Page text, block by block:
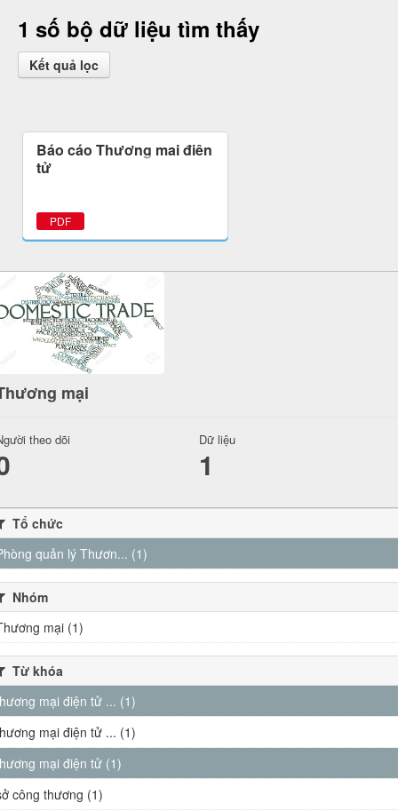
1 số bộ dữ liệu tìm thấy
Kết quả lọc
Báo cáo Thương mại điện
tử
PDF
mại
theo dõi Dữ liệu
1
Tổ chức
quản lý Thươn... (1)
Nhóm
mại (1)
Từ khóa
mại điện tử ... (1)
mại điện tử ... (1)
mại điện tử (1)
công thương (1)